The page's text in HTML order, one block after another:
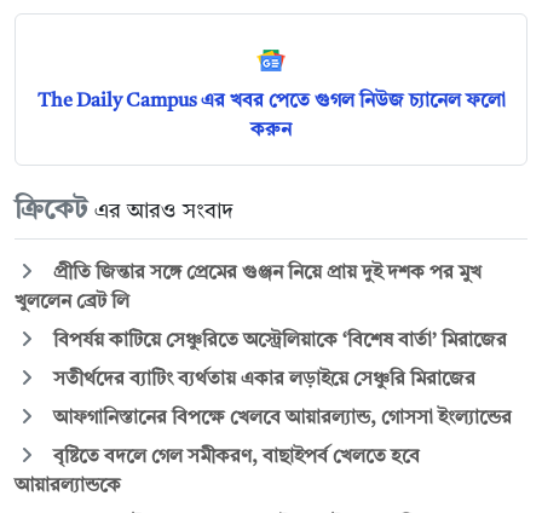
The Daily Campus এর খবর পেতে গুগল নিউজ চ্যানেল ফলো
করুন
ক্রিকেট এর আরও সংবাদ
প্রীতি জিন্তার সঙ্গে প্রেমের গুঞ্জন নিয়ে প্রায় দুই দশক পর মুখ
খুললেন ব্রেট লি
বিপর্যয় কাটিয়ে সেঞ্চুরিতে অস্ট্রেলিয়াকে ‘বিশেষ বার্তা’ মিরাজের
সতীর্থদের ব্যাটিং ব্যর্থতায় একার লড়াইয়ে সেঞ্চুরি মিরাজের
আফগানিস্তানের বিপক্ষে খেলবে আয়ারল্যান্ড, গোসসা ইংল্যান্ডের
বৃষ্টিতে বদলে গেল সমীকরণ, বাছাইপর্ব খেলতে হবে
আয়ারল্যান্ডকে